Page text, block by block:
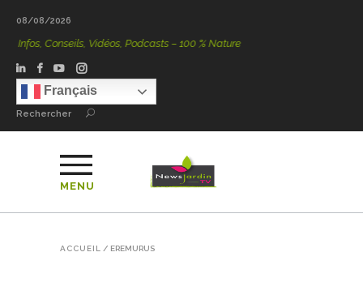
08/08/2026
Conseils, Vidéos, Podcasts – 100 % Nature
Français
Rechercher
MENU
ACCUEIL / EREMURUS